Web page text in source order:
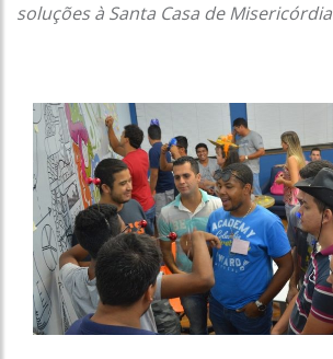
soluções à Santa Casa de Misericórdia